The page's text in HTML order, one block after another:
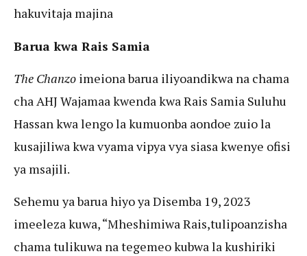
hakuvitaja majina
Barua kwa Rais Samia
The Chanzo imeiona barua iliyoandikwa na chama
cha AHJ Wajamaa kwenda kwa Rais Samia Suluhu
Hassan kwa lengo la kumuonba aondoe zuio la
kusajiliwa kwa vyama vipya vya siasa kwenye ofisi
ya msajili.
Sehemu ya barua hiyo ya Disemba 19, 2023
imeeleza kuwa, “Mheshimiwa Rais,tulipoanzisha
chama tulikuwa na tegemeo kubwa la kushiriki